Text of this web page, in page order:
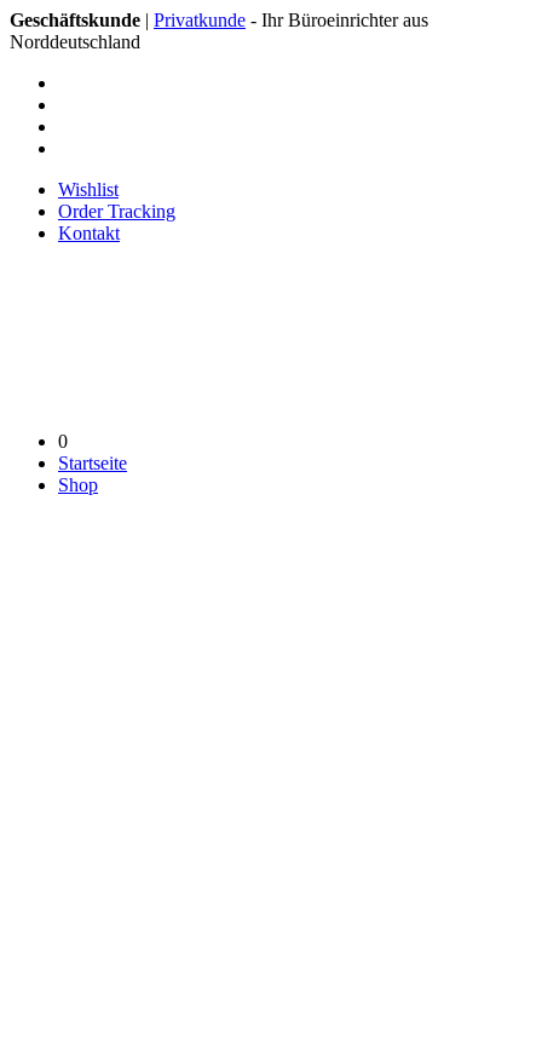
Geschäftskunde | Privatkunde - Ihr Büroeinrichter aus
Norddeutschland
Wishlist
Order Tracking
Kontakt
0
Startseite
Shop